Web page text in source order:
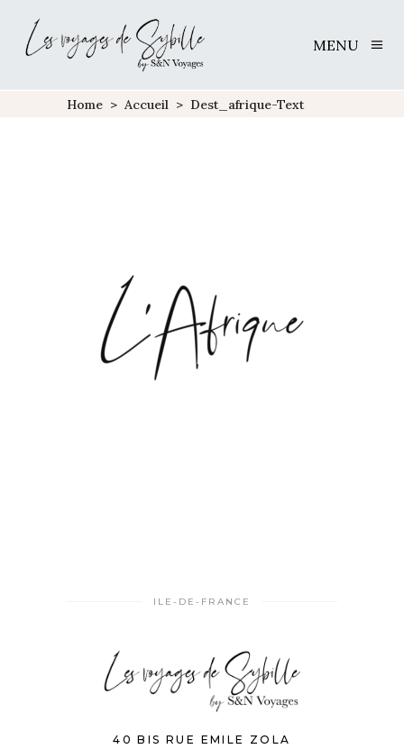
MENU
Home > Accueil > Dest_afrique-Text
ILE-DE-FRANCE
40 BIS RUE EMILE ZOLA